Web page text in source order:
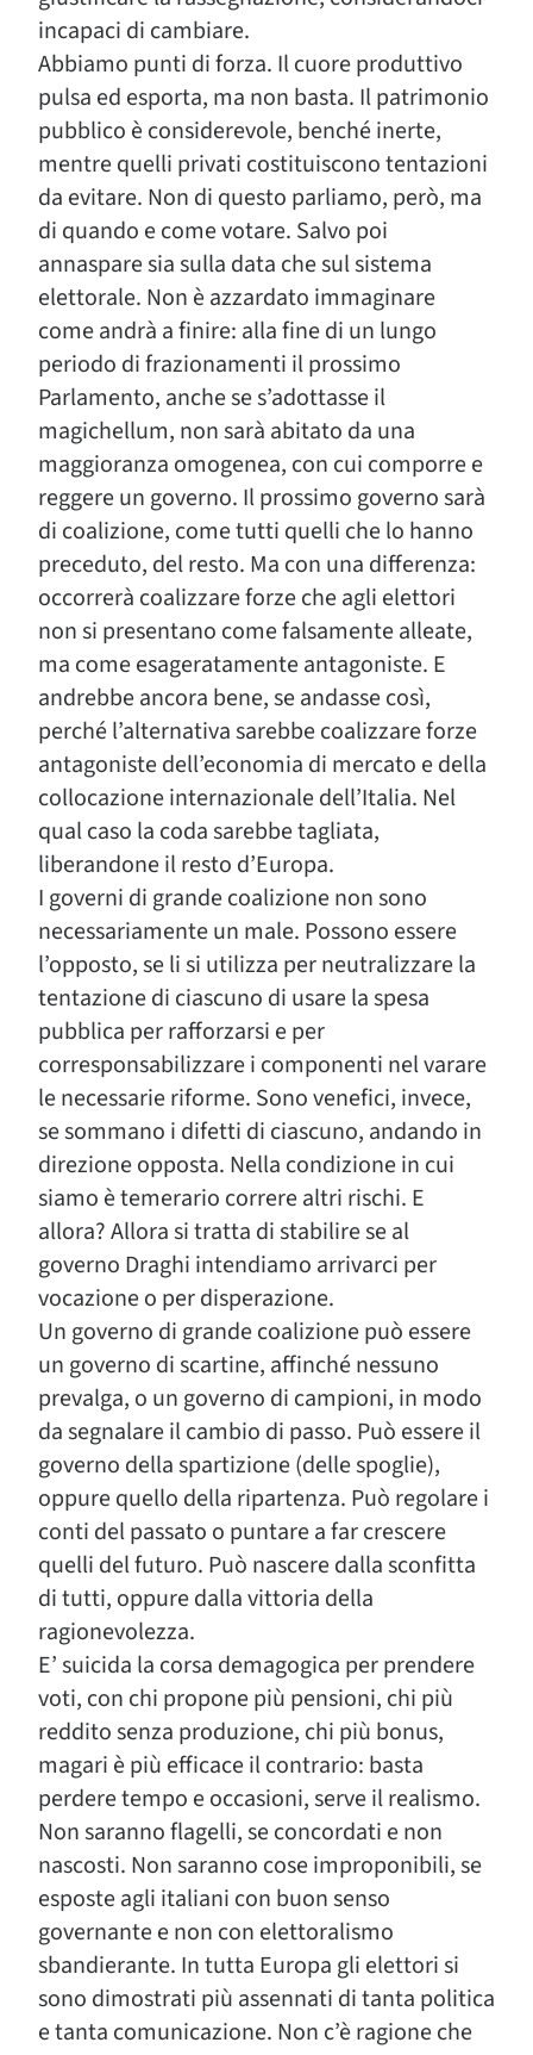
incapaci di cambiare.
Abbiamo punti di forza. Il cuore produttivo
pulsa ed esporta, ma non basta. Il patrimonio
pubblico è considerevole, benché inerte,
mentre quelli privati costituiscono tentazioni
da evitare. Non di questo parliamo, però, ma
di quando e come votare. Salvo poi
annaspare sia sulla data che sul sistema
elettorale. Non è azzardato immaginare
come andrà a finire: alla fine di un lungo
periodo di frazionamenti il prossimo
Parlamento, anche se s’adottasse il
magichellum, non sarà abitato da una
maggioranza omogenea, con cui comporre e
reggere un governo. Il prossimo governo sarà
di coalizione, come tutti quelli che lo hanno
preceduto, del resto. Ma con una differenza:
occorrerà coalizzare forze che agli elettori
non si presentano come falsamente alleate,
ma come esageratamente antagoniste. E
andrebbe ancora bene, se andasse così,
perché l’alternativa sarebbe coalizzare forze
antagoniste dell’economia di mercato e della
collocazione internazionale dell’Italia. Nel
qual caso la coda sarebbe tagliata,
liberandone il resto d’Europa.
I governi di grande coalizione non sono
necessariamente un male. Possono essere
l’opposto, se li si utilizza per neutralizzare la
tentazione di ciascuno di usare la spesa
pubblica per rafforzarsi e per
corresponsabilizzare i componenti nel varare
le necessarie riforme. Sono venefici, invece,
se sommano i difetti di ciascuno, andando in
direzione opposta. Nella condizione in cui
siamo è temerario correre altri rischi. E
allora? Allora si tratta di stabilire se al
governo Draghi intendiamo arrivarci per
vocazione o per disperazione.
Un governo di grande coalizione può essere
un governo di scartine, affinché nessuno
prevalga, o un governo di campioni, in modo
da segnalare il cambio di passo. Può essere il
governo della spartizione (delle spoglie),
oppure quello della ripartenza. Può regolare i
conti del passato o puntare a far crescere
quelli del futuro. Può nascere dalla sconfitta
di tutti, oppure dalla vittoria della
ragionevolezza.
E’ suicida la corsa demagogica per prendere
voti, con chi propone più pensioni, chi più
reddito senza produzione, chi più bonus,
magari è più efficace il contrario: basta
perdere tempo e occasioni, serve il realismo.
Non saranno flagelli, se concordati e non
nascosti. Non saranno cose improponibili, se
esposte agli italiani con buon senso
governante e non con elettoralismo
sbandierante. In tutta Europa gli elettori si
sono dimostrati più assennati di tanta politica
e tanta comunicazione. Non c’è ragione che